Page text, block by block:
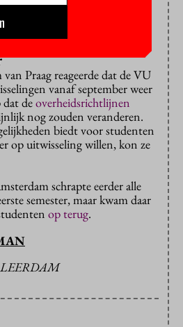
studeren in het buitenland”,
studenten boos dat de VU de
Praag reageerde dat de VU
vanaf september weer
dat deoverheidsrichtlijnen
nog zouden veranderen.
biedt voor studenten
op uitwisseling willen, kon ze
schrapte eerder alle
semester, maar kwam daar
op terug.
LEERDAM